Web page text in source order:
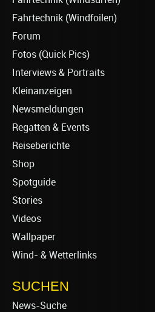
Fahrtechnik (Windfoilen)
Forum
Fotos (Quick Pics)
Interviews & Portraits
Kleinanzeigen
Newsmeldungen
Regatten & Events
Reiseberichte
Shop
Spotguide
Stories
Videos
Wallpaper
Wind- & Wetterlinks
SUCHEN
News-Suche